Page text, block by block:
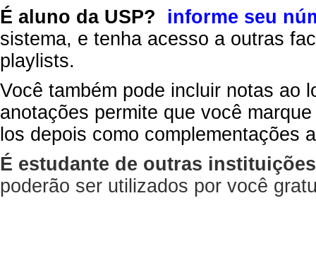
É aluno da USP?
informe seu
sistema, e tenha acesso a outras
playlists.
Você também pode incluir notas ao
anotações permite que você
los depois como complementações
É estudante de outras
poderão ser utilizados por você